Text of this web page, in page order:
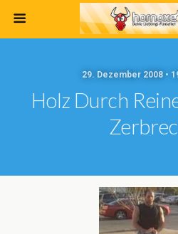
29. Dezember 2008 •
Holz Durch